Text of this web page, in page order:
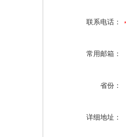
联系电话：
常用邮箱：
省份：
详细地址：